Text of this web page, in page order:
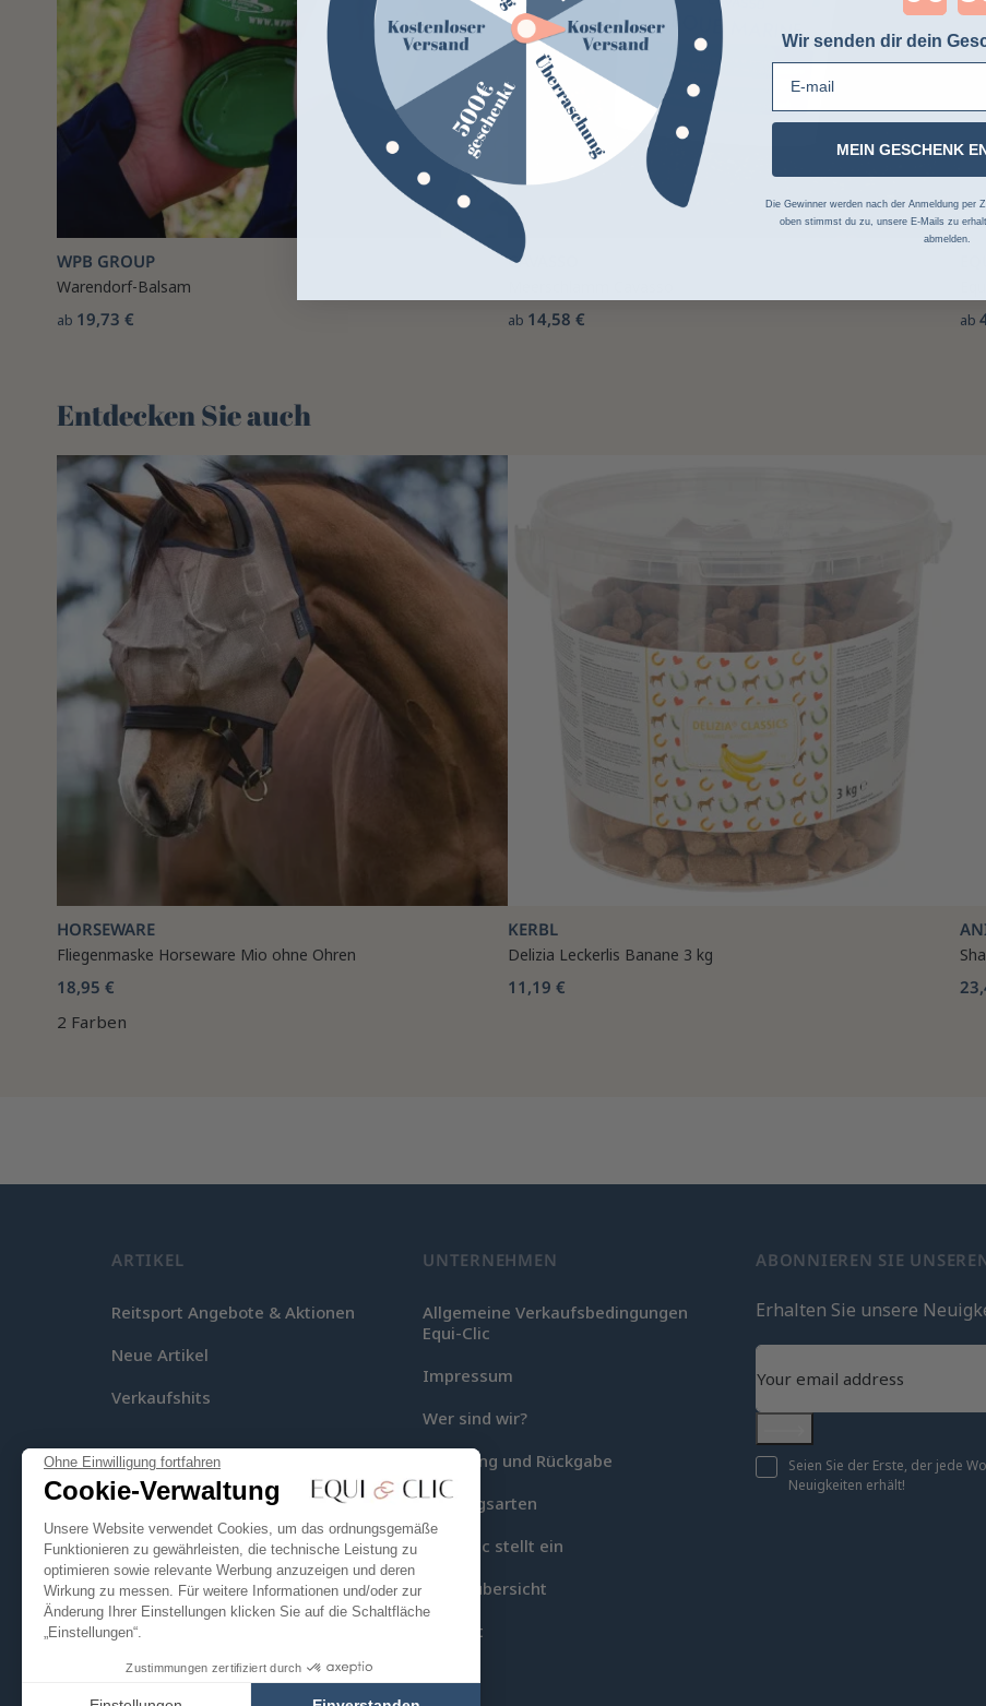
Ohne Einwilligung fortfahren
Cookie-Verwaltung
Unsere Website verwendet Cookies, um das ordnungsgemäße
Funktionieren zu gewährleisten, die technische Leistung zu
optimieren sowie relevante Werbung anzuzeigen und deren
Wirkung zu messen. Für weitere Informationen und/oder zur
Änderung Ihrer Einstellungen klicken Sie auf die Schaltfläche
„Einstellungen“.
Zustimmungen zertifiziert durch
WPB GROUP
Warendorf-Balsam
ab 19,73 €
CAVASSO
ab 14,58 € ab
Entdecken Sie auch 🌻
HORSEWARE
Fliegenmaske Horseware Mio ohne Ohren
18,95 €
2 Farben
KERBL
Delizia Leckerlis Banane 3 kg
11,19 €
ARTIKEL
Reitsport Angebote & Aktionen
Neue Artikel
Verkaufshits
UNTERNEHMEN
Allgemeine Verkaufsbedingungen
Equi-Clic
Impressum
Wer sind wir?
Lieferung und Rückgabe
Zahlungsarten
Equi-Clic stellt ein
Seitenübersicht
Kontakt
ABONNIEREN SIE
Erhalten Sie unsere
Abonnieren
Seien Sie der Erste, der jede
Neuigkeiten erhält!
Wir senden dir dein
MEIN GESCHENK
Die Gewinner werden nach der Anmeldung per
oben stimmst du zu, unsere E-Mails zu
abmelden.